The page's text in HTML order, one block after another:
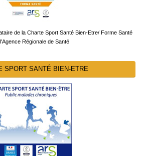
de la Charte Sport Santé Bien-Etre/ Forme Santé
Régionale de Santé
SPORT SANTÉ BIEN-ETRE